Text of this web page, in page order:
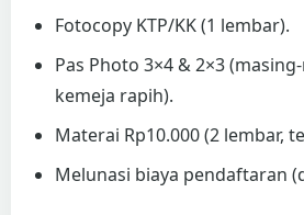
Fotocopy KTP/KK (1 lembar).
Pas Photo 3×4 & 2×3
kemeja rapih).
Materai Rp10.000 (2 lembar,
Melunasi biaya pendaftaran